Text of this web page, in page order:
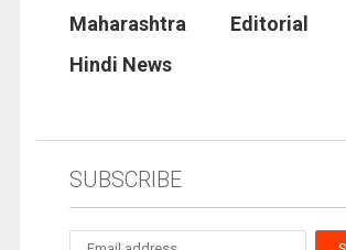
Maharashtra
Editorial
Hindi News
SUBSCRIBE